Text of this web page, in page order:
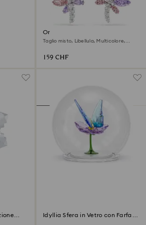
Orecchini pendenti Ariana
Grande x Swarovski
Taglio misto, Libellula, Multicolore,
159 CHF
Idyllia Sfera in Vetro con Farfalla